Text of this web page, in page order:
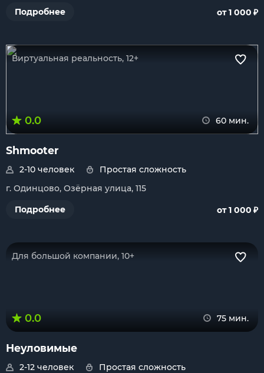
Подробнее от 1 000 ₽
Виртуальная реальность, 12+
0.0 60 мин.
Shmooter
2-10 человек
Простая сложность
г. Одинцово, Озёрная улица, 115
Подробнее
от 1 000 ₽
Для большой компании, 10+
0.0 75 мин.
Неуловимые
2-12 человек
Простая сложность